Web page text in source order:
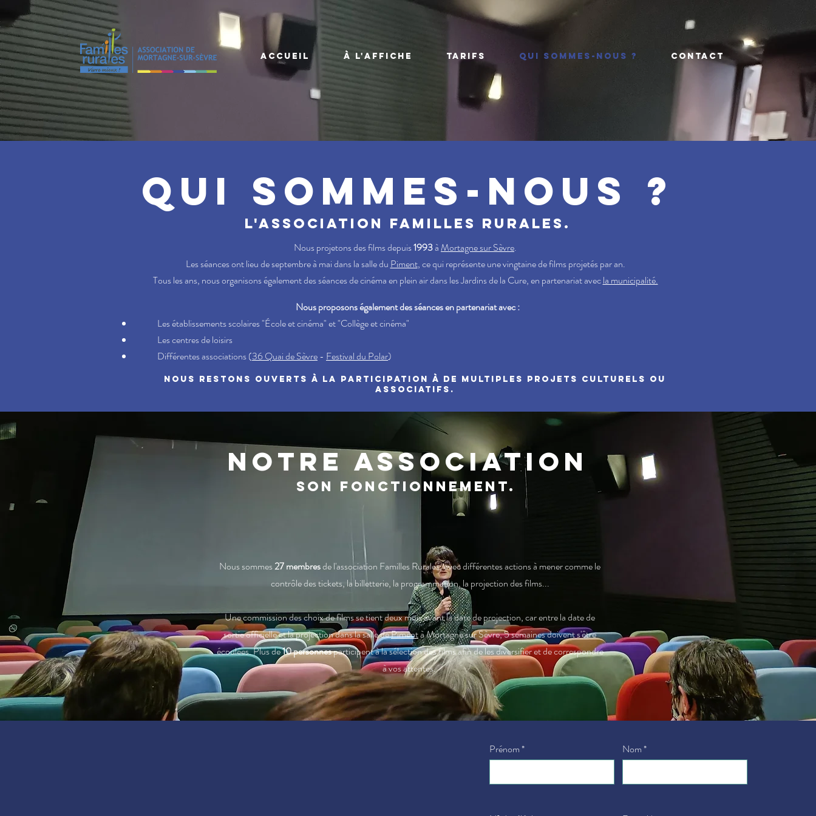
ACCUEIL À L'AFFICHE TARIFS QUI SOMMES-NOUS ? CONTACT
Qui sommes-nous ?
l'association familles rurales.
Nous projetons des films depuis1993àMortagne sur Sèvre.
Les séances ont lieu de septembre à mai dans la salle du Piment, ce qui représente une vingtaine de films projetés par an.
Tous les ans, nous organisons également des séances de cinéma en plein air dans les Jardins de la Cure, en partenariat avecla municipalité.
Nous proposons également des séances en partenariat avec :
Les établissements scolaires "École et cinéma" et "Collège et cinéma"
Les centres de loisirs
Différentes associations (36 Quai de Sèvre- Festival du Polar)
NOUS RESTONS OUVERTS à LA PARTICIPATION À DE MULTIPLES Projets culturels ou
associatifs.
NOTRE ASSOCIATION
son fonctionnement.
Nous sommes27 membresde l'association Familles Rurales, avec différentes actions à menercomme le
contrôle des tickets, la billetterie, la programmation, la projection des films...
Une commission des choix de films se tient deux mois avant la date de projection, car entre la date de
sortie officielle et la projection dans la salle dePimentà Mortagne sur Sèvre, 5 semaines doivent s'être
écoulées. Plus de10 personnesparticipent à la sélection des films afin de les diversifier et de correspondre
à vos attentes.
Prénom Nom